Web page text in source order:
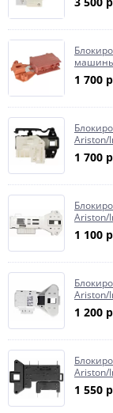
1 700
Ariston/
1 700
Ariston/
1 100
Ariston/
1 200
Ariston/
1 550